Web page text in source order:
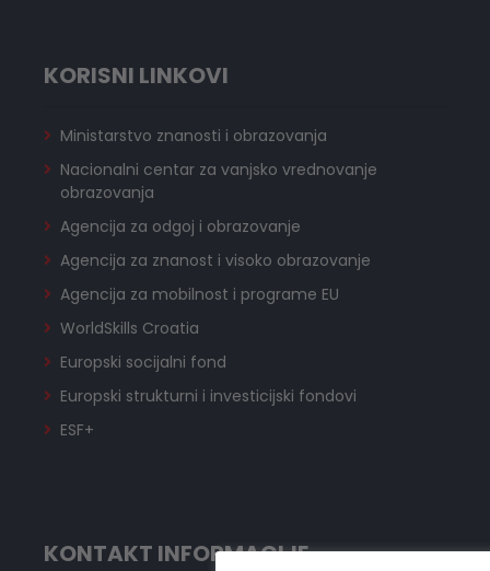
KORISNI LINKOVI
Ministarstvo znanosti i obrazovanja
Nacionalni centar za vanjsko vrednovanje
obrazovanja
Agencija za odgoj i obrazovanje
Agencija za znanost i visoko obrazovanje
Agencija za mobilnost i programe EU
WorldSkills Croatia
Europski socijalni fond
Europski strukturni i investicijski fondovi
ESF+
KONTAKT INFORMACIJE